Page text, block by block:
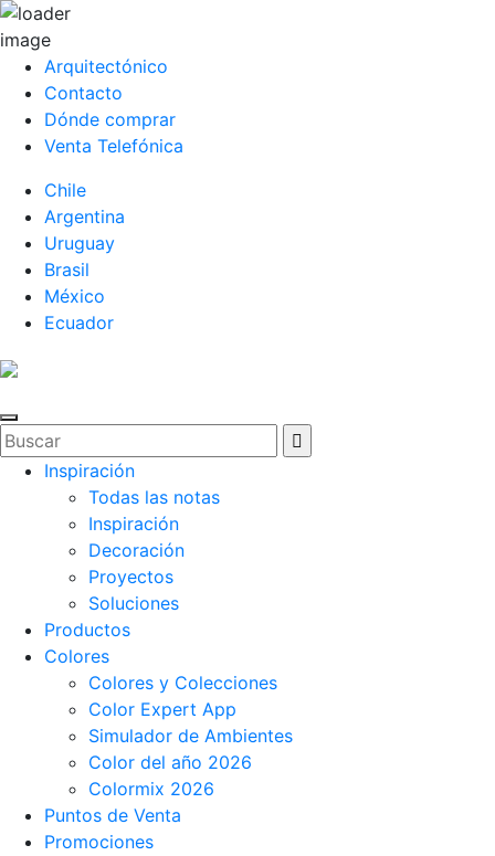
Arquitectónico
Contacto
Dónde comprar
Venta Telefónica
Chile
Argentina
Uruguay
Brasil
México
Ecuador
Inspiración
Todas las notas
Inspiración
Decoración
Proyectos
Soluciones
Productos
Colores
Colores y Colecciones
Color Expert App
Simulador de Ambientes
Color del año 2026
Colormix 2026
Puntos de Venta
Promociones